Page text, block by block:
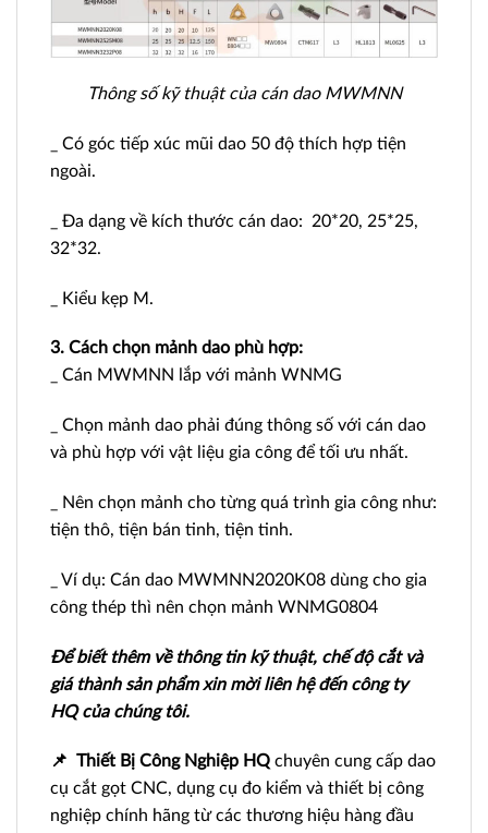
Thông số kỹ thuật của cán dao MWMNN
_ Có góc tiếp xúc mũi dao 50 độ thích hợp tiện
ngoài.
_ Đa dạng về kích thước cán dao: 20*20, 25*25,
32*32.
_ Kiểu kẹp M.
3. Cách chọn mảnh dao phù hợp:
_ Cán MWMNN lắp với mảnh WNMG
_ Chọn mảnh dao phải đúng thông số với cán dao
và phù hợp với vật liệu gia công để tối ưu nhất.
_ Nên chọn mảnh cho từng quá trình gia công như:
tiện thô, tiện bán tinh, tiện tinh.
_ Ví dụ: Cán dao MWMNN2020K08 dùng cho gia
công thép thì nên chọn mảnh WNMG0804
Để biết thêm về thông tin kỹ thuật, chế độ cắt và
giá thành sản phẩm xin mời liên hệ đến công ty
HQ của chúng tôi.
📌 Thiết Bị Công Nghiệp HQ chuyên cung cấp dao
cụ cắt gọt CNC, dụng cụ đo kiểm và thiết bị công
nghiệp chính hãng từ các thương hiệu hàng đầu